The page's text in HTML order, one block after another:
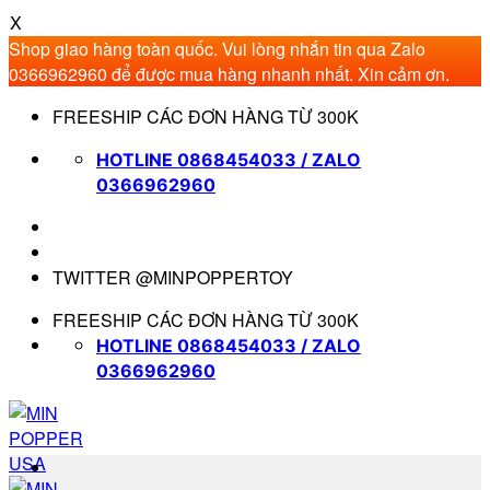
X
Shop giao hàng toàn quốc. Vui lòng nhắn tin qua Zalo
0366962960 để được mua hàng nhanh nhất. Xin cảm ơn.
qua
FREESHIP CÁC ĐƠN HÀNG TỪ 300K
HOTLINE 0868454033 / ZALO
0366962960
TWITTER @MINPOPPERTOY
FREESHIP CÁC ĐƠN HÀNG TỪ 300K
HOTLINE 0868454033 / ZALO
0366962960